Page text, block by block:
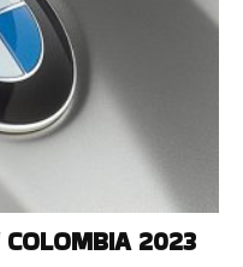
COLOMBIA 2023